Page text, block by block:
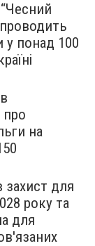
у понад 100
про
на
для
року та
для